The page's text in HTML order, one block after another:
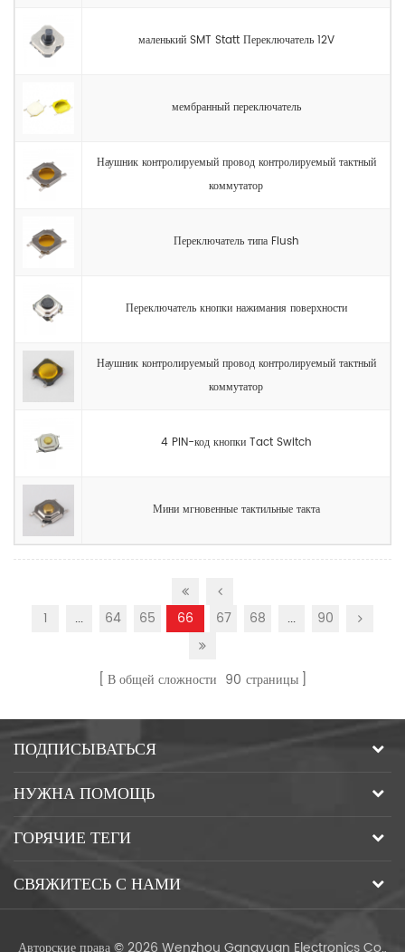
маленький SMT Statt Переключатель 12V
мембранный переключатель
Наушник контролируемый провод контролируемый тактный
коммутатор
Переключатель типа Flush
Переключатель кнопки нажимания поверхности
Наушник контролируемый провод контролируемый тактный
коммутатор
4 PIN-код кнопки Tact Switch
Мини мгновенные тактильные такта
1 ... 64 65 66 67 68 ... 90
В общей сложности 90 страницы
ПОДПИСЫВАТЬСЯ
НУЖНА ПОМОЩЬ
ГОРЯЧИЕ ТЕГИ
СВЯЖИТЕСЬ С НАМИ